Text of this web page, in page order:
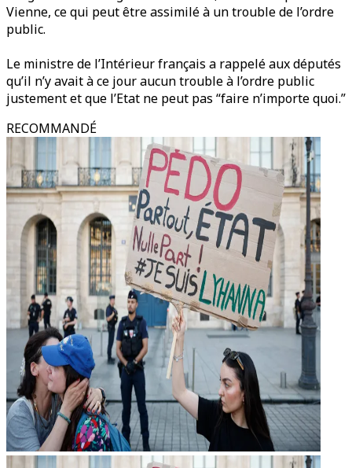
Vienne, ce qui peut être assimilé à un trouble de l’ordre
public.
Le ministre de l’Intérieur français a rappelé aux députés
qu’il n’y avait à ce jour aucun trouble à l’ordre public
justement et que l’Etat ne peut pas “faire n’importe quoi.”
RECOMMANDÉ